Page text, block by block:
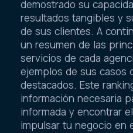
demostrado su
resultados tangibles y
de sus clientes. A
un resumen de las
servicios de cada
ejemplos de sus casos
destacados. Este
información necesaria
informada y encontrar
impulsar tu negocio en